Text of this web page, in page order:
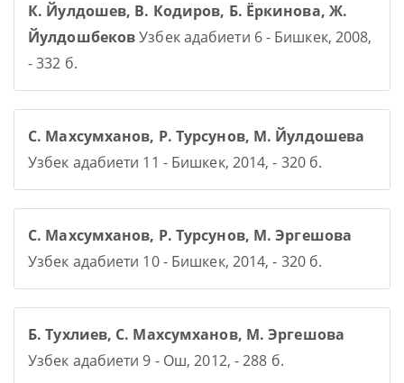
К. Йулдошев, В. Кодиров, Б. Ёркинова, Ж.
ЙулдошбековУзбек адабиети 6 - Бишкек, 2008,
- 332 б.
С. Махсумханов, Р. Турсунов, М. Йулдошева
Узбек адабиети 11 - Бишкек, 2014, - 320 б.
С. Махсумханов, Р. Турсунов, М. Эргешова
Узбек адабиети 10 - Бишкек, 2014, - 320 б.
Б. Тухлиев, С. Махсумханов, М. Эргешова
Узбек адабиети 9 - Ош, 2012, - 288 б.